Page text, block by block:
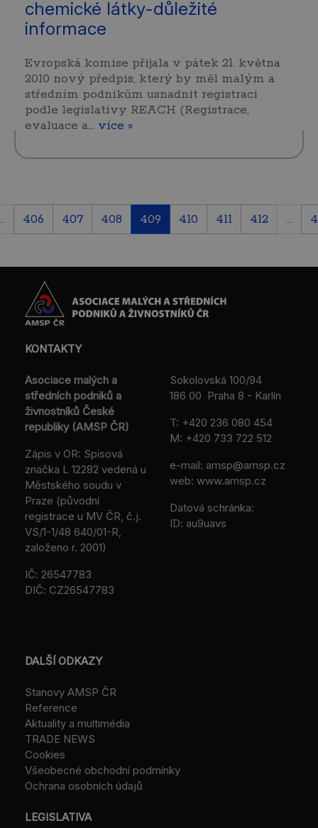
chemické látky-důležité
informace
Evropská komise přijala v pátek 21. května
2010 nový předpis, který by měl malým a
středním podnikům usnadnit registraci
podle legislativy REACH (Registrace,
evaluace a… více »
406 407 408 409 410 411 412 ...
KONTAKTY
Asociace malých a
středních podniků a
živnostníků České
republiky (AMSP ČR)
Zápis v OR: Spisová
značka L 12282 vedená u
Městského soudu v
Praze (původní
registrace u MV ČR, č.j.
VS/1-1/48 640/01-R,
založeno r. 2001)
IČ: 26547783
DIČ: CZ26547783
Sokolovská 100/94
186 00 Praha 8 - Karlín
T: +420 236 080 454
M: +420 733 722 512
e-mail: amsp@amsp.cz
web: www.amsp.cz
Datová schránka:
ID: au9uavs
DALŠÍ ODKAZY
Stanovy AMSP ČR
Reference
Aktuality a multimédia
TRADE NEWS
Cookies
Všeobecné obchodní podmínky
Ochrana osobních údajů
LEGISLATIVA